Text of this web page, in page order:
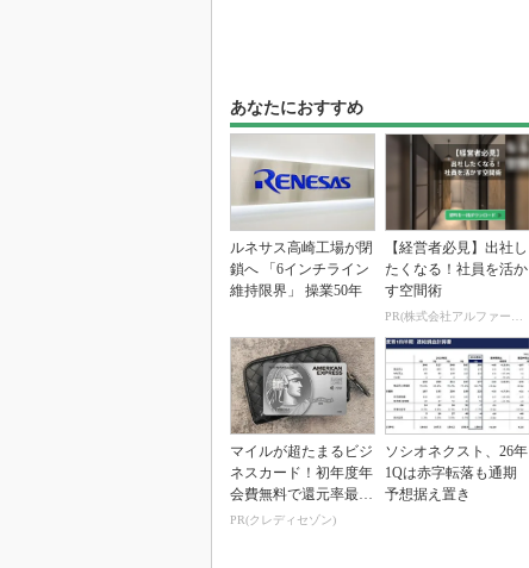
あなたにおすすめ
ルネサス高崎工場が閉
鎖へ 「6インチライン
維持限界」 操業50年
【経営者必見】出社し
たくなる！社員を活か
す空間術
PR(株式会社アルファーテクノ)
マイルが超たまるビジ
ネスカード！初年度年
会費無料で還元率最大
1.125%
PR(クレディセゾン)
ソシオネクスト、26年
1Qは赤字転落も通期
予想据え置き